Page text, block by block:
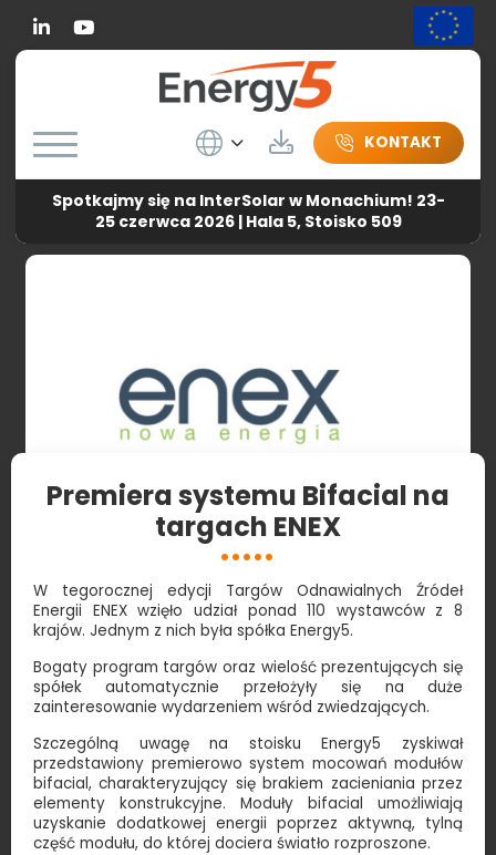
Wybierz język
Do pobraniaKONTAKT
Spotkajmy się na InterSolar w Monachium! 23-
25 czerwca 2026 | Hala 5, Stoisko 509
Energy5-Aktualności-Premiera systemu Bifacial na
targach ENEX
Premiera systemu Bifacial na
targach ENEX
W tegorocznej edycji Targów Odnawialnych Źródeł
Energii ENEX wzięło udział ponad 110 wystawców z 8
krajów. Jednym z nich była spółka Energy5.
Bogaty program targów oraz wielość prezentujących się
spółek automatycznie przełożyły się na duże
zainteresowanie wydarzeniem wśród zwiedzających.
Szczególną uwagę na stoisku Energy5 zyskiwał
przedstawiony premierowo system mocowań modułów
bifacial, charakteryzujący się brakiem zacieniania przez
elementy konstrukcyjne. Moduły bifacial umożliwiają
uzyskanie dodatkowej energii poprzez aktywną, tylną
część modułu, do której dociera światło rozproszone.